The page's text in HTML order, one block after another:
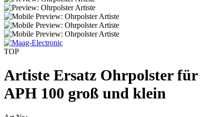
TOP
Artiste Ersatz Ohrpolster für
APH 100 groß und klein